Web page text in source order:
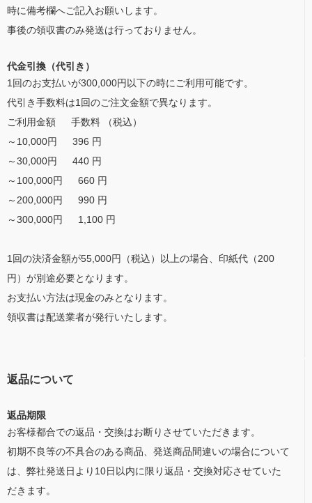
時に備考欄へご記入お願いします。
事後の領収書のみ発送は行っておりません。
代金引換（代引き）
1回のお支払いが300,000円以下の時にご利用可能です。
代引き手数料は1回のご注文金額で異なります。
ご利用金額 手数料 （税込）
～10,000円 396 円
～30,000円 440 円
～100,000円 660 円
～200,000円 990 円
～300,000円 1,100 円
1回の決済金額が55,000円（税込）以上の場合、印紙代（200
円）が別途必要となります。
お支払い方法は現金のみとなります。
領収書は配送業者が発行いたします。
返品について
返品期限
お客様都合での返品・交換はお断りさせていただきます。
初期不良等の不具合のある商品、発送商品間違いの場合について
は、弊社発送日より10日以内に限り返品・交換対応させていた
だきます。